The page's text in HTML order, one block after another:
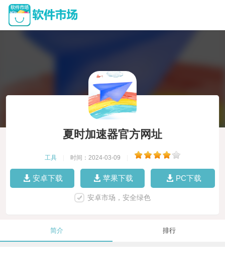
夏时加速器官方网址
工具 时间：2024-03-09
安卓下载 苹果下载 PC下载
安卓市场，安全绿色
简介 排行